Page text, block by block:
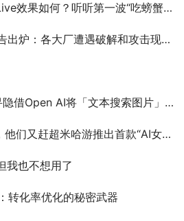
如何？听听第一波“吃螃蟹”的人怎么说
炉：各大厂遭遇破解和攻击现状调研
AI将「文本搜索图片」变成现实
们又赶超米哈游推出首款“AI女友”
我也不想用了
转化率优化的秘密武器